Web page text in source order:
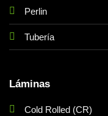
Perlin
Tubería
Láminas
Cold Rolled (CR)